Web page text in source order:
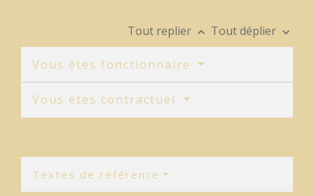
Tout replier keyboard_arrow_up Tout déplier keyboard_arrow_down
Vous êtes fonctionnaire
Vous êtes contractuel
Textes de référence